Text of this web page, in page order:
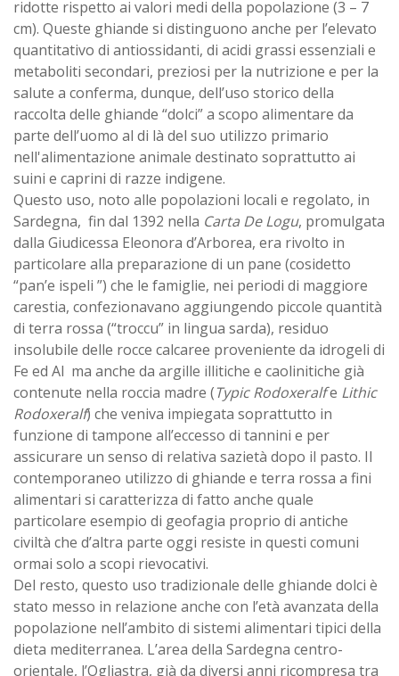
ridotte rispetto ai valori medi della popolazione (3 – 7
cm). Queste ghiande si distinguono anche per l’elevato
quantitativo di antiossidanti, di acidi grassi essenziali e
metaboliti secondari, preziosi per la nutrizione e per la
salute a conferma, dunque, dell’uso storico della
raccolta delle ghiande “dolci” a scopo alimentare da
parte dell’uomo al di là del suo utilizzo primario
nell'alimentazione animale destinato soprattutto ai
suini e caprini di razze indigene.
Questo uso, noto alle popolazioni locali e regolato, in
Sardegna, fin dal 1392 nella Carta De Logu, promulgata
dalla Giudicessa Eleonora d’Arborea, era rivolto in
particolare alla preparazione di un pane (cosidetto
“pan’e ispeli ”) che le famiglie, nei periodi di maggiore
carestia, confezionavano aggiungendo piccole quantità
di terra rossa (“troccu” in lingua sarda), residuo
insolubile delle rocce calcaree proveniente da idrogeli di
Fe ed Al ma anche da argille illitiche e caolinitiche già
contenute nella roccia madre (Typic Rodoxeralfe Lithic
Rodoxeralf) che veniva impiegata soprattutto in
funzione di tampone all’eccesso di tannini e per
assicurare un senso di relativa sazietà dopo il pasto. Il
contemporaneo utilizzo di ghiande e terra rossa a fini
alimentari si caratterizza di fatto anche quale
particolare esempio di geofagia proprio di antiche
civiltà che d’altra parte oggi resiste in questi comuni
ormai solo a scopi rievocativi.
Del resto, questo uso tradizionale delle ghiande dolci è
stato messo in relazione anche con l’età avanzata della
popolazione nell’ambito di sistemi alimentari tipici della
dieta mediterranea. L’area della Sardegna centro-
orientale, l’Ogliastra, già da diversi anni ricompresa tra